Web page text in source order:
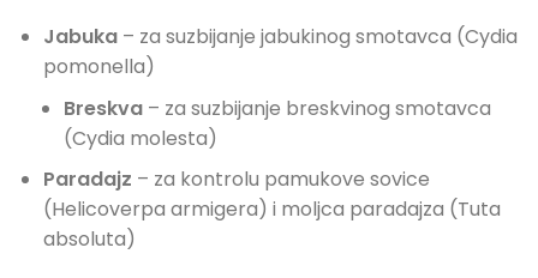
Jabuka– za suzbijanje jabukinog smotavca (Cydia
pomonella)
Breskva – za suzbijanje breskvinog smotavca
(Cydia molesta)
Paradajz – za kontrolu pamukove sovice
(Helicoverpa armigera) i moljca paradajza (Tuta
absoluta)